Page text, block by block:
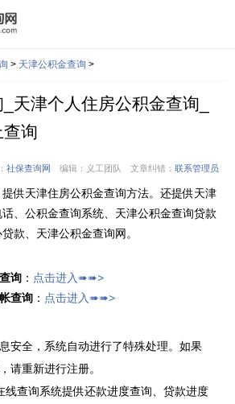
> 天津公积金查询 >
天津个人住房公积金查询_
询
社保查询网 编辑：义工团队 文章纠错： 联系管理员
供天津住房公积金查询方法。还提供天津
、公积金查询系统、天津公积金查询贷款
款、天津公积金查询网。
询： 点击进入➠➠>
查询： 点击进入➠➠>
安全，系统自动进行了特殊处理。如果
请重新进行注册。
线查询系统提供还款进度查询、贷款进度